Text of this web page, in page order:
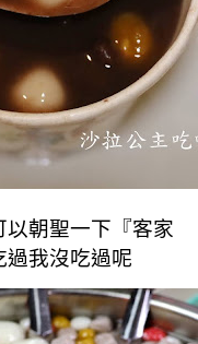
朝聖一下『客家
過我沒吃過呢